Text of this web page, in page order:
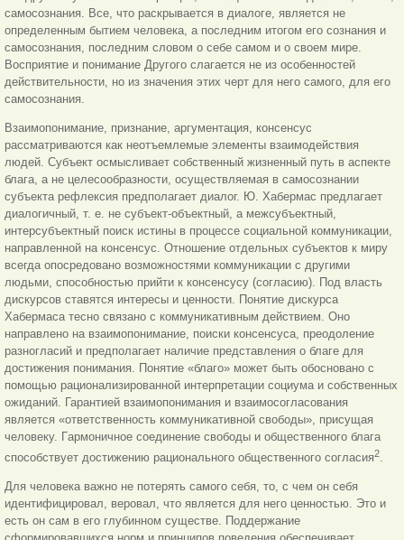
самосознания. Все, что раскрывается в диалоге, является не
определенным бытием человека, а последним итогом его сознания и
самосознания, последним словом о себе самом и о своем мире.
Восприятие и понимание Другого слагается не из особенностей
действительности, но из значения этих черт для него самого, для его
самосознания.
Взаимопонимание, признание, аргументация, консенсус
рассматриваются как неотъемлемые элементы взаимодействия
людей. Субъект осмысливает собственный жизненный путь в аспекте
блага, а не целесообразности, осуществляемая в самосознании
субъекта рефлексия предполагает диалог. Ю. Хабермас предлагает
диалогичный, т. е. не субъект-объектный, а межсубъектный,
интерсубъектный поиск истины в процессе социальной коммуникации,
направленной на консенсус. Отношение отдельных субъектов к миру
всегда опосредовано возможностями коммуникации с другими
людьми, способностью прийти к консенсусу (согласию). Под власть
дискурсов ставятся интересы и ценности. Понятие дискурса
Хабермаса тесно связано с коммуникативным действием. Оно
направлено на взаимопонимание, поиски консенсуса, преодоление
разногласий и предполагает наличие представления о благе для
достижения понимания. Понятие «благо» может быть обосновано с
помощью рационализированной интерпретации социума и собственных
ожиданий. Гарантией взаимопонимания и взаимосогласования
является «ответственность коммуникативной свободы», присущая
человеку. Гapмоничное соединение свободы и общественного блага
способствует достижению рационального общественного согласия2.
Для человека важно не потерять самого себя, то, с чем он себя
идентифицировал, веровал, что является для него ценностью. Это и
есть он сам в его глубинном существе. Поддержание